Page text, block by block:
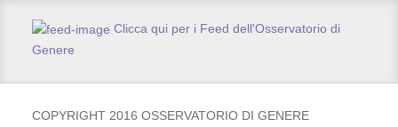
Clicca qui per i Feed dell'Osservatorio di
Genere
COPYRIGHT 2016 OSSERVATORIO DI GENERE